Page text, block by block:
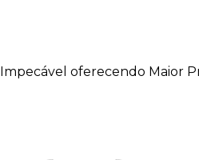
oferecendo Maior